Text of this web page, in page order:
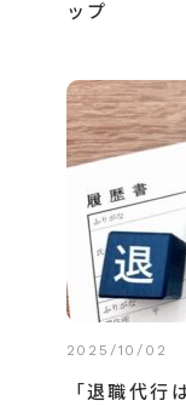
ップ
2025/10/02
「退職代行